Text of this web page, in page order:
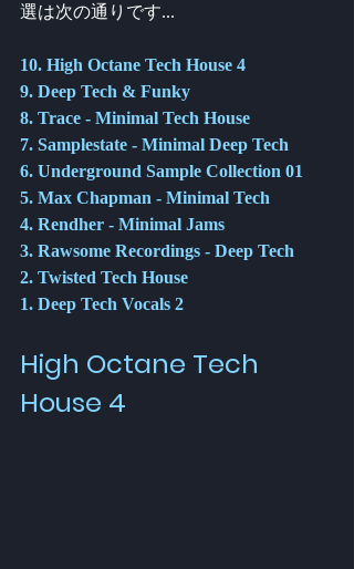
選は次の通りです...
10. High Octane Tech House 4
9. Deep Tech & Funky
8. Trace - Minimal Tech House
7. Samplestate - Minimal Deep Tech
6. Underground Sample Collection 01
5. Max Chapman - Minimal Tech
4. Rendher - Minimal Jams
3. Rawsome Recordings - Deep Tech
2. Twisted Tech House
1. Deep Tech Vocals 2
High Octane Tech
House 4